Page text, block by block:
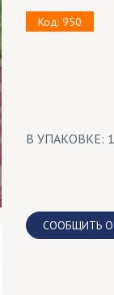
Код: 950
В УПАКОВКЕ:
CООБЩИТЬ